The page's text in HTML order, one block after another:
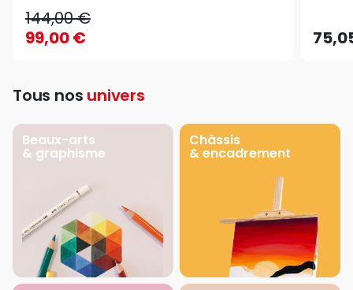
144,00 €
99,00 €
Tous nos univers
Beaux-arts
& graphisme
Châssis
& encadrement